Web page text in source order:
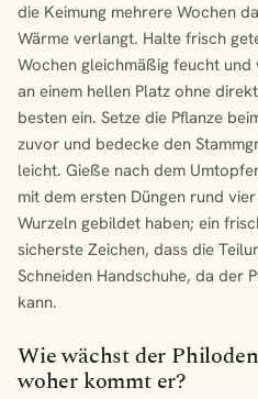
die Keimung mehrere Wochen
Wärme verlangt. Halte frisch
Wochen gleichmäßig feucht und
an einem hellen Platz ohne
besten ein. Setze die Pflanze
zuvor und bedecke den
leicht. Gieße nach dem
mit dem ersten Düngen rund
Wurzeln gebildet haben; ein
sicherste Zeichen, dass die
Schneiden Handschuhe, da der
kann.
Wie wächst der
woher kommt er?